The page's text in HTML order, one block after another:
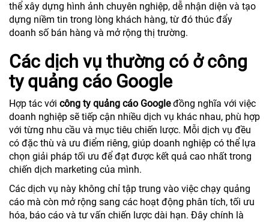
thể xây dựng hình ảnh chuyên nghiệp, dễ nhận diện và tạo
dựng niềm tin trong lòng khách hàng, từ đó thúc đẩy
doanh số bán hàng và mở rộng thị trường.
Các dịch vụ thường có ở công
ty quảng cáo Google
Hợp tác với công ty quảng cáo Googleđồng nghĩa với việc
doanh nghiệp sẽ tiếp cận nhiều dịch vụ khác nhau, phù hợp
với từng nhu cầu và mục tiêu chiến lược. Mỗi dịch vụ đều
có đặc thù và ưu điểm riêng, giúp doanh nghiệp có thể lựa
chọn giải pháp tối ưu để đạt được kết quả cao nhất trong
chiến dịch marketing của mình.
Các dịch vụ này không chỉ tập trung vào việc chạy quảng
cáo mà còn mở rộng sang các hoạt động phân tích, tối ưu
hóa, báo cáo và tư vấn chiến lược dài hạn. Đây chính là